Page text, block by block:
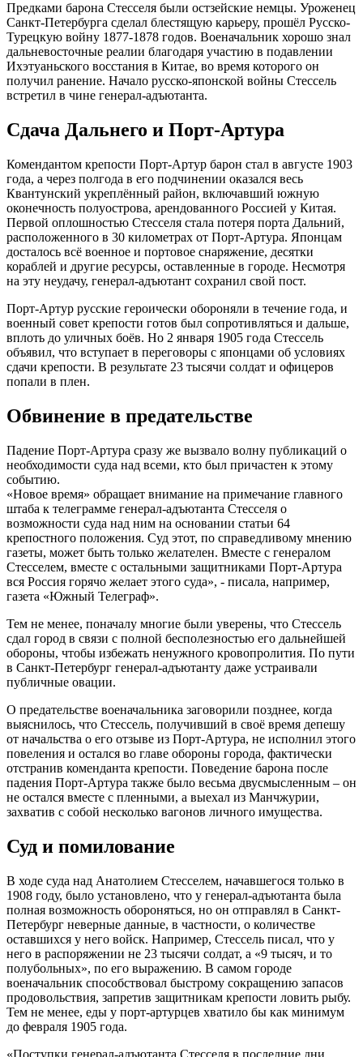
Предками барона Стесселя были остзейские немцы. Уроженец
Санкт-Петербурга сделал блестящую карьеру, прошёл Русско-
Турецкую войну 1877-1878 годов. Военачальник хорошо знал
дальневосточные реалии благодаря участию в подавлении
Ихэтуаньского восстания в Китае, во время которого он
получил ранение. Начало русско-японской войны Стессель
встретил в чине генерал-адъютанта.
Сдача Дальнего и Порт-Артура
Комендантом крепости Порт-Артур барон стал в августе 1903
года, а через полгода в его подчинении оказался весь
Квантунский укреплённый район, включавший южную
оконечность полуострова, арендованного Россией у Китая.
Первой оплошностью Стесселя стала потеря порта Дальний,
расположенного в 30 километрах от Порт-Артура. Японцам
досталось всё военное и портовое снаряжение, десятки
кораблей и другие ресурсы, оставленные в городе. Несмотря
на эту неудачу, генерал-адъютант сохранил свой пост.
Порт-Артур русские героически обороняли в течение года, и
военный совет крепости готов был сопротивляться и дальше,
вплоть до уличных боёв. Но 2 января 1905 года Стессель
объявил, что вступает в переговоры с японцами об условиях
сдачи крепости. В результате 23 тысячи солдат и офицеров
попали в плен.
Обвинение в предательстве
Падение Порт-Артура сразу же вызвало волну публикаций о
необходимости суда над всеми, кто был причастен к этому
событию.
«Новое время» обращает внимание на примечание главного
штаба к телеграмме генерал-адъютанта Стесселя о
возможности суда над ним на основании статьи 64
крепостного положения. Суд этот, по справедливому мнению
газеты, может быть только желателен. Вместе с генералом
Стесселем, вместе с остальными защитниками Порт-Артура
вся Россия горячо желает этого суда», - писала, например,
газета «Южный Телеграф».
Тем не менее, поначалу многие были уверены, что Стессель
сдал город в связи с полной бесполезностью его дальнейшей
обороны, чтобы избежать ненужного кровопролития. По пути
в Санкт-Петербург генерал-адъютанту даже устраивали
публичные овации.
О предательстве военачальника заговорили позднее, когда
выяснилось, что Стессель, получивший в своё время депешу
от начальства о его отзыве из Порт-Артура, не исполнил этого
повеления и остался во главе обороны города, фактически
отстранив коменданта крепости. Поведение барона после
падения Порт-Артура также было весьма двусмысленным – он
не остался вместе с пленными, а выехал из Манчжурии,
захватив с собой несколько вагонов личного имущества.
Суд и помилование
В ходе суда над Анатолием Стесселем, начавшегося только в
1908 году, было установлено, что у генерал-адъютанта была
полная возможность обороняться, но он отправлял в Санкт-
Петербург неверные данные, в частности, о количестве
оставшихся у него войск. Например, Стессель писал, что у
него в распоряжении не 23 тысячи солдат, а «9 тысяч, и то
полубольных», по его выражению. В самом городе
военачальник способствовал быстрому сокращению запасов
продовольствия, запретив защитникам крепости ловить рыбу.
Тем не менее, еды у порт-артурцев хватило бы как минимум
до февраля 1905 года.
«Поступки генерал-адъютанта Стесселя в последние дни